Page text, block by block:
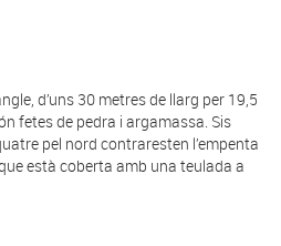
d’uns 30 metres de llarg per 19,5
fetes de pedra i argamassa. Sis
pel nord contraresten l’empenta
està coberta amb una teulada a